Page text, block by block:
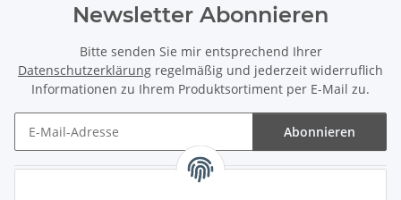
Newsletter Abonnieren
Bitte senden Sie mir entsprechend Ihrer
Datenschutzerklärung regelmäßig und jederzeit widerruflich
Informationen zu Ihrem Produktsortiment per E-Mail zu.
Abonnieren